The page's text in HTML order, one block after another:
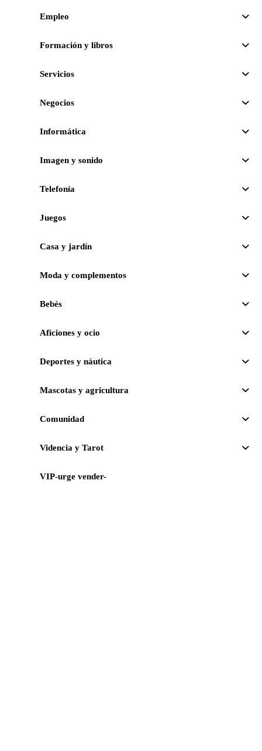
Empleo
Formación y libros
Servicios
Negocios
Informática
Imagen y sonido
Telefonía
Juegos
Casa y jardín
Moda y complementos
Bebés
Aficiones y ocio
Deportes y náutica
Mascotas y agricultura
Comunidad
Videncia y Tarot
VIP-urge vender-